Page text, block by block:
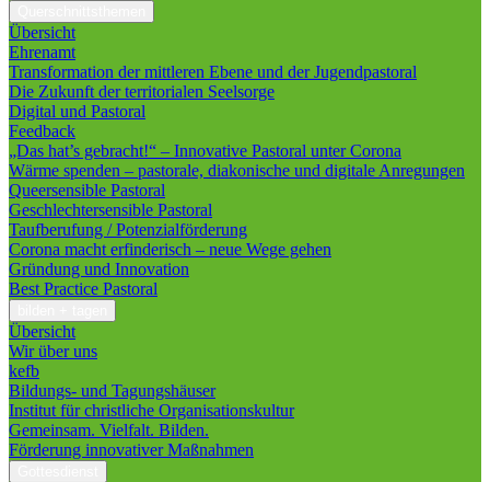
Übersicht
Ehrenamt
Transformation der mittleren Ebene und der Jugendpastoral
Die Zukunft der territorialen Seelsorge
Digital und Pastoral
Feedback
„Das hat’s gebracht!“ – Innovative Pastoral unter Corona
Wärme spenden – pastorale, diakonische und digitale Anregungen
Queersensible Pastoral
Geschlechtersensible Pastoral
Taufberufung / Potenzialförderung
Corona macht erfinderisch – neue Wege gehen
Gründung und Innovation
Best Practice Pastoral
Übersicht
Wir über uns
kefb
Bildungs- und Tagungshäuser
Institut für christliche Organisationskultur
Gemeinsam. Vielfalt. Bilden.
Förderung innovativer Maßnahmen